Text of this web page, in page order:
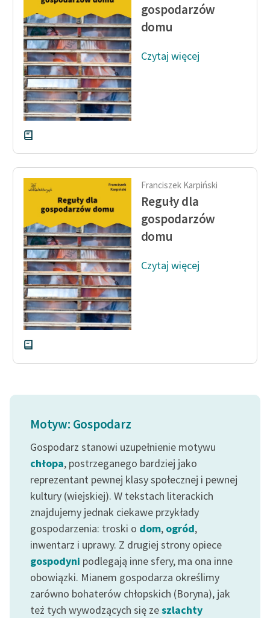
Ręce pełne poezji
Kolekcje edukacyjne
twórców przechodzących
do domeny publicznej,
lektur szkolnych oraz
Starego Testamentu
Odkurzamy bohaterów
Szkoła Poezji Wolnych
Lektur
O nas
O projekcie
Zespół
Zasady wykorzystania
Wolnych Lektur
Logotypy
Materiały promocyjne
Dane fundacji i
sprawozdania finansowe
Regulamin darowizn
Informacja o treściach
wrażliwych
Deklaracja dostępności
gospodarzów
domu
Czytaj więcej
Franciszek Karpiński
Reguły dla
gospodarzów
domu
Czytaj więcej
Motyw: Gospodarz
Gospodarz stanowi uzupełnienie motywu
chłopa, postrzeganego bardziej jako
reprezentant pewnej klasy społecznej i pewnej
kultury (wiejskiej). W tekstach literackich
znajdujemy jednak ciekawe przykłady
gospodarzenia: troski o dom, ogród,
inwentarz i uprawy. Z drugiej strony opiece
gospodyni podlegają inne sfery, ma ona inne
obowiązki. Mianem gospodarza określimy
zarówno bohaterów chłopskich (Boryna), jak
też tych wywodzących się zeszlachty